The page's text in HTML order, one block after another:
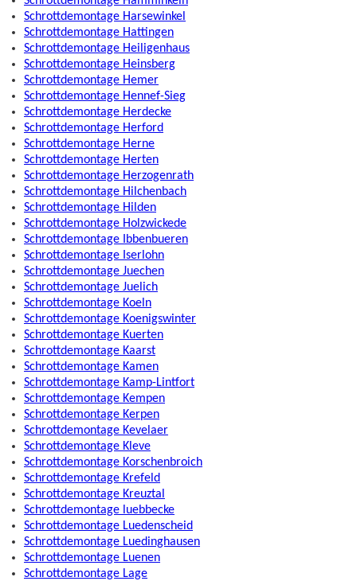
Schrottdemontage Harsewinkel
Schrottdemontage Hattingen
Schrottdemontage Heiligenhaus
Schrottdemontage Heinsberg
Schrottdemontage Hemer
Schrottdemontage Hennef-Sieg
Schrottdemontage Herdecke
Schrottdemontage Herford
Schrottdemontage Herne
Schrottdemontage Herten
Schrottdemontage Herzogenrath
Schrottdemontage Hilchenbach
Schrottdemontage Hilden
Schrottdemontage Holzwickede
Schrottdemontage Ibbenbueren
Schrottdemontage Iserlohn
Schrottdemontage Juechen
Schrottdemontage Juelich
Schrottdemontage Koeln
Schrottdemontage Koenigswinter
Schrottdemontage Kuerten
Schrottdemontage Kaarst
Schrottdemontage Kamen
Schrottdemontage Kamp-Lintfort
Schrottdemontage Kempen
Schrottdemontage Kerpen
Schrottdemontage Kevelaer
Schrottdemontage Kleve
Schrottdemontage Korschenbroich
Schrottdemontage Krefeld
Schrottdemontage Kreuztal
Schrottdemontage luebbecke
Schrottdemontage Luedenscheid
Schrottdemontage Luedinghausen
Schrottdemontage Luenen
Schrottdemontage Lage